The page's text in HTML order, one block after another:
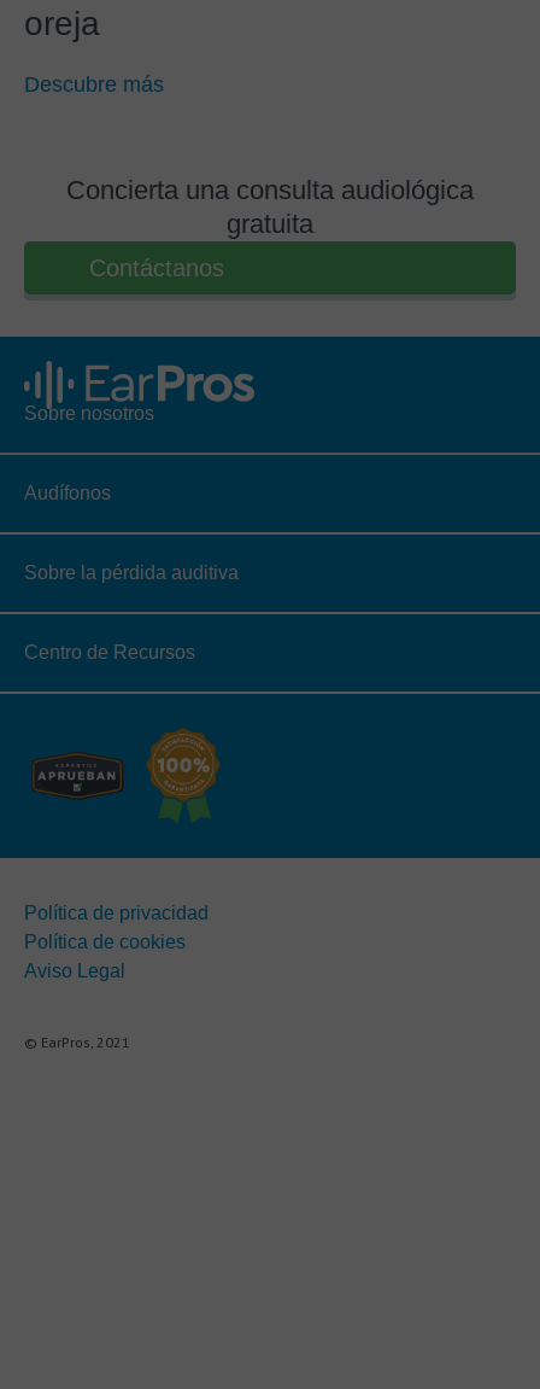
oreja
Descubre más
Concierta una consulta audiológica
gratuita
Contáctanos
Sobre nosotros
Audífonos
Sobre la pérdida auditiva
Centro de Recursos
Política de privacidad
Política de cookies
Aviso Legal
© EarPros, 2021